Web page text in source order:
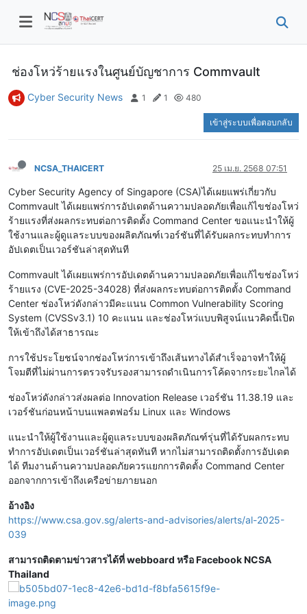
ช่องโหว่ร้ายแรงในศูนย์บัญชาการ Commvault
Cyber Security News 1 1 480
เข้าสู่ระบบเพื่อตอบกลับ
NCSA_THAICERT 25 เม.ย. 2568 07:51
Cyber Security Agency of Singapore (CSA)ได้เผยแพร่เกี่ยวกับ
Commvault ได้เผยแพร่การอัปเดตด้านความปลอดภัยเพื่อแก้ไขช่องโหว่
ร้ายแรงที่ส่งผลกระทบต่อการติดตั้ง Command Center ขอแนะนำให้ผู้
ใช้งานและผู้ดูแลระบบของผลิตภัณฑ์เวอร์ชันที่ได้รับผลกระทบทำการ
อัปเดตเป็นเวอร์ชันล่าสุดทันที
Commvault ได้เผยแพร่การอัปเดตด้านความปลอดภัยเพื่อแก้ไขช่องโหว่
ร้ายแรง (CVE-2025-34028) ที่ส่งผลกระทบต่อการติดตั้ง Command
Center ช่องโหว่ดังกล่าวมีคะแนน Common Vulnerability Scoring
System (CVSSv3.1) 10 คะแนน และช่องโหว่แบบพิสูจน์แนวคิดนี้เปิด
ให้เข้าถึงได้สาธารณะ
การใช้ประโยชน์จากช่องโหว่การเข้าถึงเส้นทางได้สำเร็จอาจทำให้ผู้
โจมตีที่ไม่ผ่านการตรวจรับรองสามารถดำเนินการโค้ดจากระยะไกลได้
ช่องโหว่ดังกล่าวส่งผลต่อ Innovation Release เวอร์ชัน 11.38.19 และ
เวอร์ชันก่อนหน้าบนแพลตฟอร์ม Linux และ Windows
แนะนำให้ผู้ใช้งานและผู้ดูแลระบบของผลิตภัณฑ์รุ่นที่ได้รับผลกระทบ
ทำการอัปเดตเป็นเวอร์ชันล่าสุดทันที หากไม่สามารถติดตั้งการอัปเดต
ได้ ทีมงานด้านความปลอดภัยควรแยกการติดตั้ง Command Center
ออกจากการเข้าถึงเครือข่ายภายนอก
อ้างอิง
https://www.csa.gov.sg/alerts-and-advisories/alerts/al-2025-
039
สามารถติดตามข่าวสารได้ที่ webboard หรือ Facebook NCSA
Thailand